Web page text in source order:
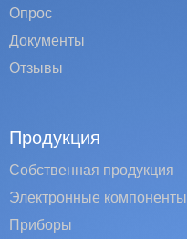
Опрос
Документы
Отзывы
Продукция
Собственная продукция
Электронные компоненты
Приборы